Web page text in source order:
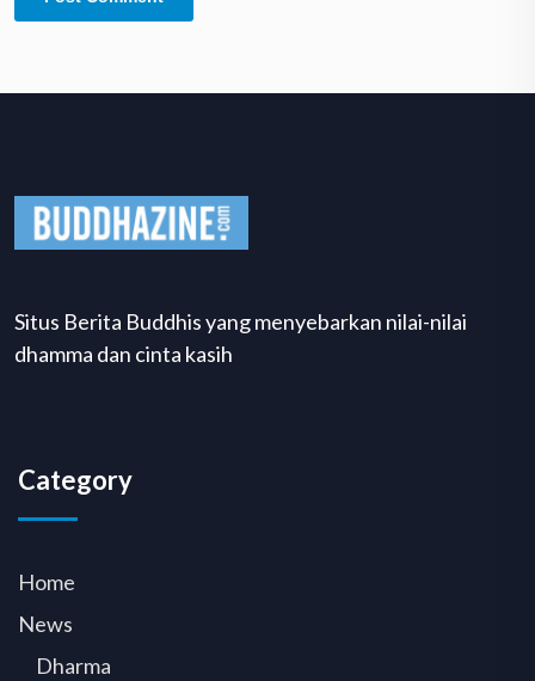
Situs Berita Buddhis yang menyebarkan nilai-nilai
dhamma dan cinta kasih
Category
Home
News
Dharma